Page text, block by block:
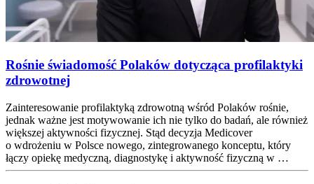
Rośnie świadomość Polaków dotycząca profilaktyki
zdrowotnej
Zainteresowanie profilaktyką zdrowotną wśród Polaków rośnie,
jednak ważne jest motywowanie ich nie tylko do badań, ale również
większej aktywności fizycznej. Stąd decyzja Medicover
o wdrożeniu w Polsce nowego, zintegrowanego konceptu, który
łączy opiekę medyczną, diagnostykę i aktywność fizyczną w …